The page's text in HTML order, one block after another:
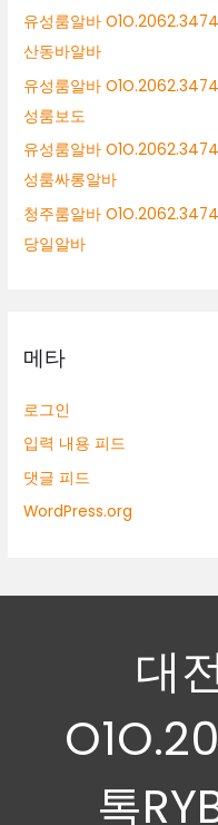
유성룸알바
산동바알바
유성룸알바
성룸보도
유성룸알바
성룸싸롱알바
청주룸알바
당일알바
메타
로그인
입력 내용 피드
댓글 피드
WordPress.org
대
톡